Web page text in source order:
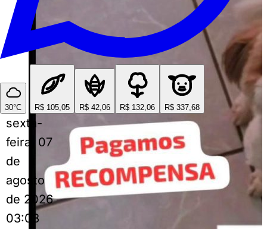
30°C R$ 105,05 R$ 42,06 R$ 132,06 R$ 337,68
sexta-
feira, 07
de
agosto
de 2026
03:03